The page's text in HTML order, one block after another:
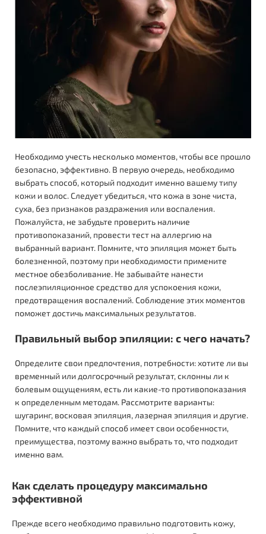
Необходимо учесть несколько моментов, чтобы все прошло
безопасно, эффективно. В первую очередь, необходимо
выбрать способ, который подходит именно вашему типу
кожи и волос. Следует убедиться, что кожа в зоне чиста,
суха, без признаков раздражения или воспаления.
Пожалуйста, не забудьте проверить наличие
противопоказаний, провести тест на аллергию на
выбранный вариант. Помните, что эпиляция может быть
болезненной, поэтому при необходимости примените
местное обезболивание. Не забывайте нанести
послеэпиляционное средство для успокоения кожи,
предотвращения воспалений. Соблюдение этих моментов
поможет достичь максимальных результатов.
Правильный выбор эпиляции: с чего начать?
Определите свои предпочтения, потребности: хотите ли вы
временный или долгосрочный результат, склонны ли к
болевым ощущениям, есть ли какие-то противопоказания
к определенным методам. Рассмотрите варианты:
шугаринг, восковая эпиляция, лазерная эпиляция и другие.
Помните, что каждый способ имеет свои особенности,
преимущества, поэтому важно выбрать то, что подходит
именно вам.
Как сделать процедуру максимально
эффективной
Прежде всего необходимо правильно подготовить кожу,